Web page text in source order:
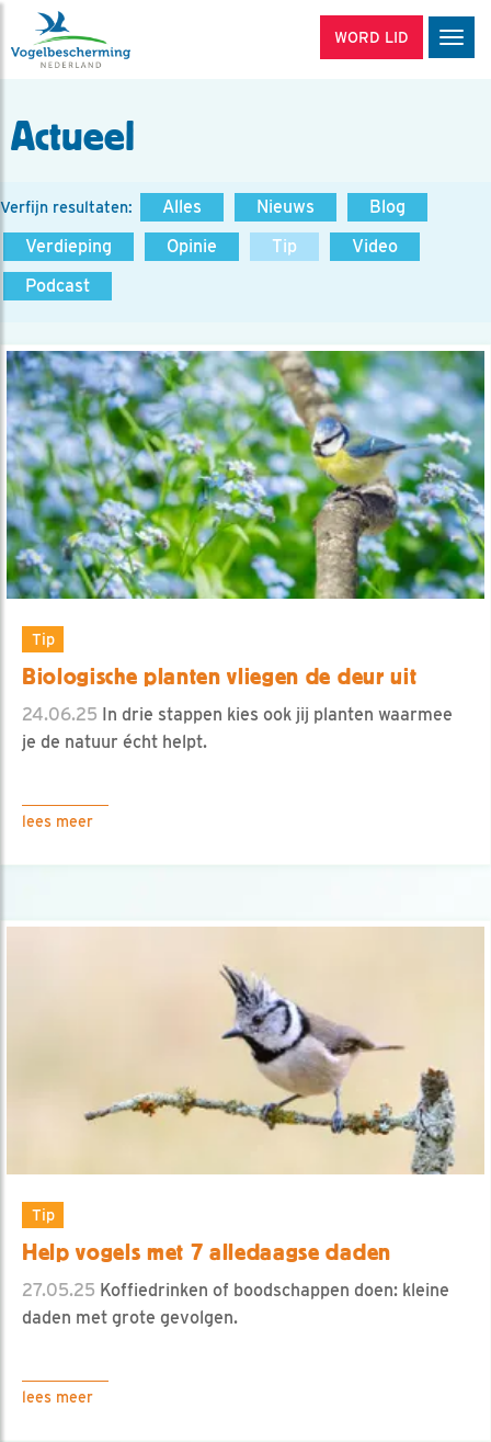
WORD LID
Actueel
Verfijn resultaten: Alles Nieuws
Blog
Verdieping
Opinie Tip
Video
Podcast
Tip
Biologische planten vliegen de deur uit
24.06.25 In drie stappen kies ook jij planten waarmee
je de natuur écht helpt.
lees meer
Tip
Help vogels met 7 alledaagse daden
27.05.25 Koffiedrinken of boodschappen doen: kleine
daden met grote gevolgen.
lees meer